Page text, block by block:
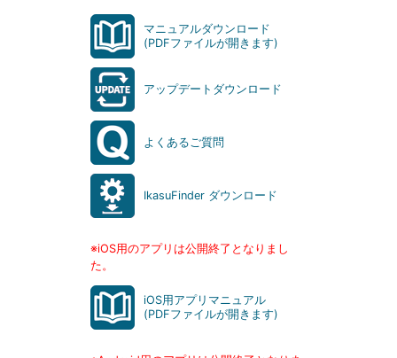
マニュアルダウンロード
(PDFファイルが開きます)
アップデートダウンロード
よくあるご質問
IkasuFinder ダウンロード
※iOS用のアプリは公開終了となりまし
た。
iOS用アプリマニュアル
(PDFファイルが開きます)